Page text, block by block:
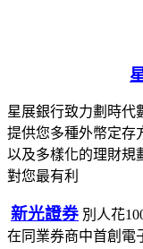
星展銀行致力劃時代
提供您多種外幣定存
以及多樣化的理財規
對您最有利
新光證券 別人花
在同業券商中首創電